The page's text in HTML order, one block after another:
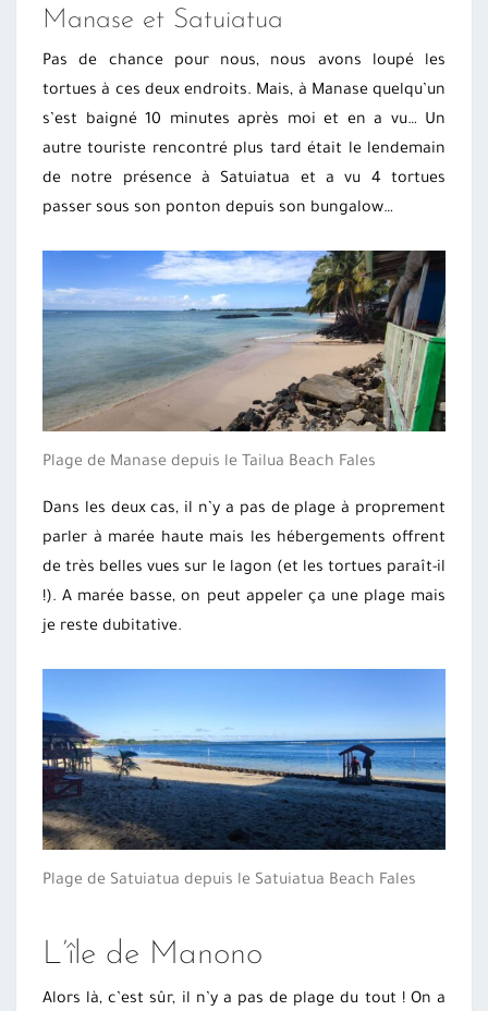
Manase et Satuiatua
Pas de chance pour nous, nous avons loupé les
tortues à ces deux endroits. Mais, à Manase quelqu’un
s’est baigné 10 minutes après moi et en a vu… Un
autre touriste rencontré plus tard était le lendemain
de notre présence à Satuiatua et a vu 4 tortues
passer sous son ponton depuis son bungalow…
Plage de Manase depuis le Tailua Beach Fales
Dans les deux cas, il n’y a pas de plage à proprement
parler à marée haute mais les hébergements offrent
de très belles vues sur le lagon (et les tortues paraît-il
!). A marée basse, on peut appeler ça une plage mais
je reste dubitative.
Plage de Satuiatua depuis le Satuiatua Beach Fales
L’île de Manono
Alors là, c’est sûr, il n’y a pas de plage du tout ! On a